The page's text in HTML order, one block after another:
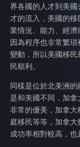
界各國的人才到美
才的流入，美國的
業情況、能力、經濟
因為程序也非常繁
變動，所以美國移民
民順利。
同樣是位於北美洲
是和美國不同，加
非常的優美，加拿大
庭移民等等，加拿
成功率相對較高，也